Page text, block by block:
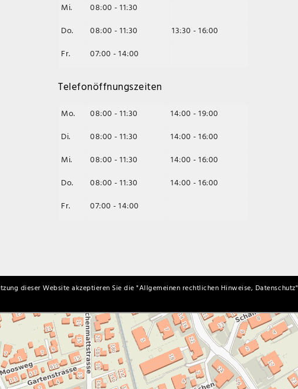
Mi.
08:00 - 11:30
Do.
08:00 - 11:30
13:30 - 16:00
Fr.
07:00 - 14:00
Telefonöffnungszeiten
Mo. 08:00 - 11:30
14:00 - 19:00
Di.
08:00 - 11:30
14:00 - 16:00
Mi.
08:00 - 11:30
14:00 - 16:00
Do.
08:00 - 11:30
14:00 - 16:00
Fr.
07:00 - 14:00
dieser Website akzeptieren Sie die "Allgemeinen rechtlichen Hinweise, Datenschutz"